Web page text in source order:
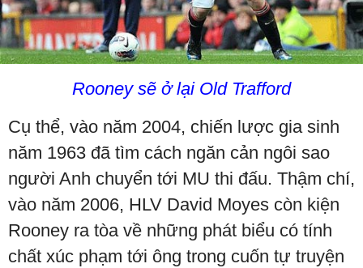
Rooney sẽ ở lại Old Trafford
Cụ thể, vào năm 2004, chiến lược gia sinh
năm 1963 đã tìm cách ngăn cản ngôi sao
người Anh chuyển tới MU thi đấu. Thậm chí,
vào năm 2006, HLV David Moyes còn kiện
Rooney ra tòa về những phát biểu có tính
chất xúc phạm tới ông trong cuốn tự truyện